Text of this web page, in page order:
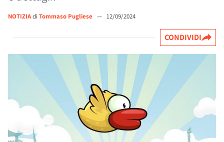
NOTIZIAdi Tommaso Pugliese — 12/09/2024
CONDIVIDI